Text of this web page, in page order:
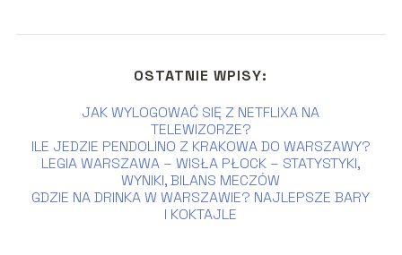
OSTATNIE WPISY:
JAK WYLOGOWAĆ SIĘ Z NETFLIXA NA
TELEWIZORZE?
ILE JEDZIE PENDOLINO Z KRAKOWA DO WARSZAWY?
LEGIA WARSZAWA – WISŁA PŁOCK – STATYSTYKI,
WYNIKI, BILANS MECZÓW
GDZIE NA DRINKA W WARSZAWIE? NAJLEPSZE BARY
I KOKTAJLE